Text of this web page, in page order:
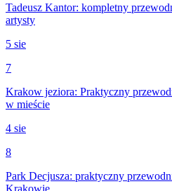
Tadeusz Kantor: kompletny
artysty
5 sie
7
Krakow jeziora: Praktyczny
w mieście
4 sie
8
Park Decjusza: praktyczny
Krakowie